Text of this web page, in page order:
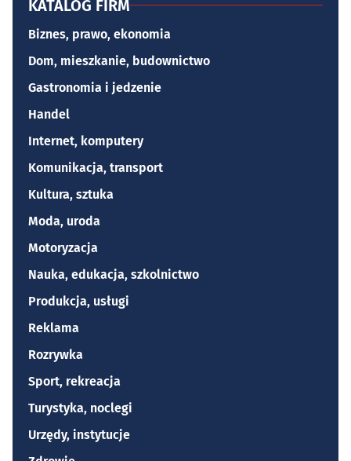
KATALOG FIRM
Biznes, prawo, ekonomia
Dom, mieszkanie, budownictwo
Gastronomia i jedzenie
Handel
Internet, komputery
Komunikacja, transport
Kultura, sztuka
Moda, uroda
Motoryzacja
Nauka, edukacja, szkolnictwo
Produkcja, usługi
Reklama
Rozrywka
Sport, rekreacja
Turystyka, noclegi
Urzędy, instytucje